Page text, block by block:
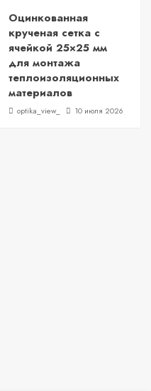
Оцинкованная
крученая сетка с
ячейкой 25×25 мм
для монтажа
теплоизоляционных
материалов
optika_view_ 10 июля 2026